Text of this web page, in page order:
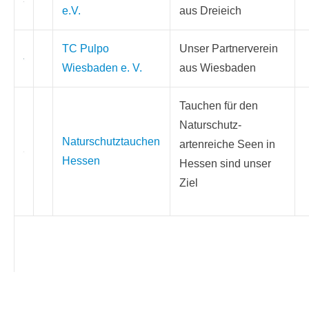
e.V.
aus Dreieich
TC Pulpo
Wiesbaden e. V.
Unser Partnerverein
aus Wiesbaden
Naturschutztauchen
Hessen
Tauchen für den
Naturschutz-
artenreiche Seen in
Hessen sind unser
Ziel